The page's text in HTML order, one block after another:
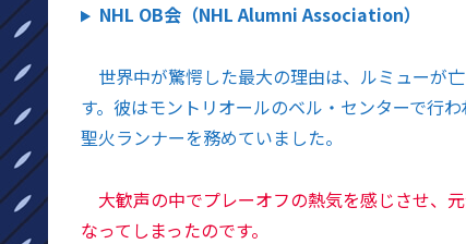
NHL OB会（NHL Alumni Association）
世界中が驚愕した最大の理由は、ルミューが
す。彼はモントリオールのベル・センターで行
聖火ランナーを務めていました。
大歓声の中でプレーオフの熱気を感じさせ、
なってしまったのです。